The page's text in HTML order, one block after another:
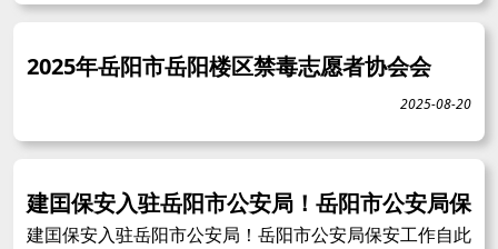
2025年岳阳市岳阳楼区禁毒志愿者协会会
2025-08-20
建囯保安入驻岳阳市公安局！岳阳市公安局保
建囯保安入驻岳阳市公安局！岳阳市公安局保安工作自此